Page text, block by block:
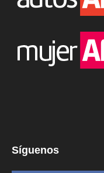
Síguenos